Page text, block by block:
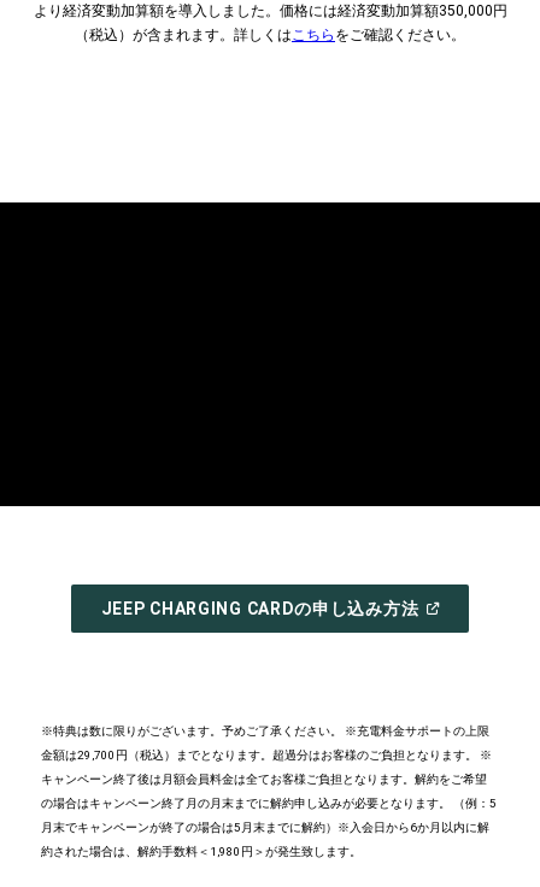
より経済変動加算額を導入しました。‎ 価格には経済変動加算額350,000円
（税込）が含まれます。詳しくはこちら をご確認ください。
JEEP CHARGING CARDの申し込み方法( OPEN
※特典は数に限りがございます。予めご了承ください。​ ※充電料金サポートの上限
金額は29,700円（税込）までとなります。超過分はお客様のご負担となります。 ※
キャンペーン終了後は月額会員料金は全てお客様ご負担となります。解約をご希望
の場合はキャンペーン終了月の月末までに解約申し込みが必要となります。 （例：5
月末でキャンペーンが終了の場合は5月末までに解約）※入会日から6か月以内に解
約された場合は、解約手数料＜1,980円＞が発生致します。​